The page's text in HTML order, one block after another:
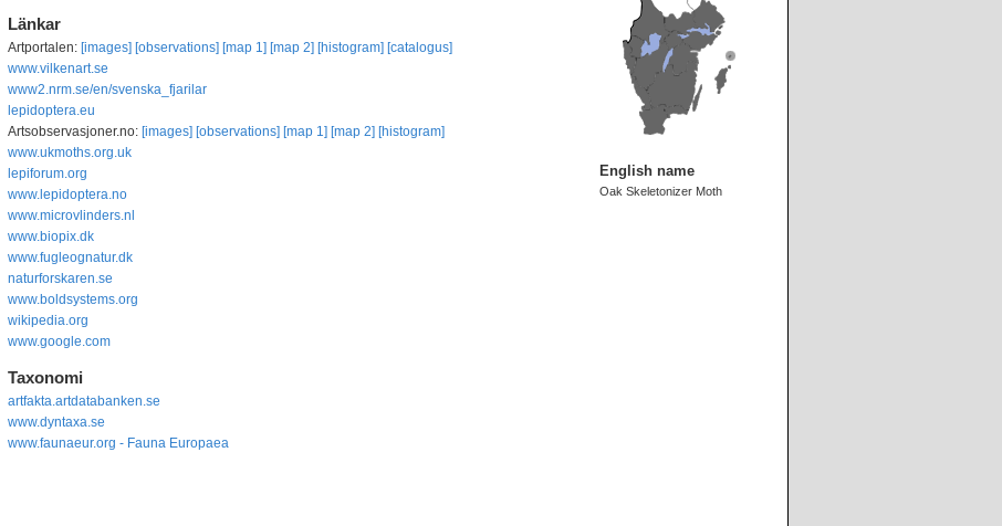
Länkar
Artportalen: [images] [observations] [map 1] [map 2] [histogram] [catalogus]
www.vilkenart.se
www2.nrm.se/en/svenska_fjarilar
lepidoptera.eu
Artsobservasjoner.no: [images] [observations] [map 1] [map 2] [histogram]
www.ukmoths.org.uk
lepiforum.org
www.lepidoptera.no
www.microvlinders.nl
www.biopix.dk
www.fugleognatur.dk
naturforskaren.se
www.boldsystems.org
wikipedia.org
www.google.com
Taxonomi
artfakta.artdatabanken.se
www.dyntaxa.se
www.faunaeur.org - Fauna Europaea
English name
Oak Skeletonizer Moth